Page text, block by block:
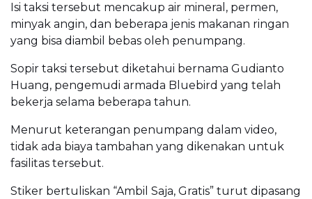
Isi taksi tersebut mencakup air mineral, permen,
minyak angin, dan beberapa jenis makanan ringan
yang bisa diambil bebas oleh penumpang.
Sopir taksi tersebut diketahui bernama Gudianto
Huang, pengemudi armada Bluebird yang telah
bekerja selama beberapa tahun.
Menurut keterangan penumpang dalam video,
tidak ada biaya tambahan yang dikenakan untuk
fasilitas tersebut.
Stiker bertuliskan “Ambil Saja, Gratis” turut dipasang